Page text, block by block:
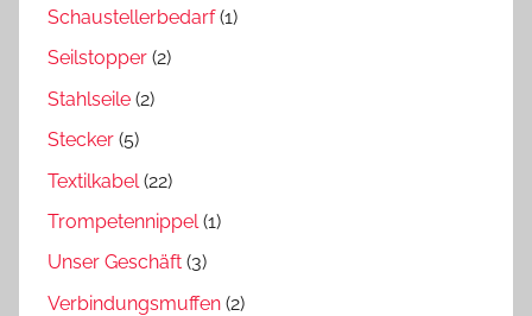
Schaustellerbedarf(1)
Seilstopper (2)
Stahlseile (2)
Stecker (5)
Textilkabel (22)
Trompetennippel(1)
Unser Geschäft (3)
Verbindungsmuffen (2)